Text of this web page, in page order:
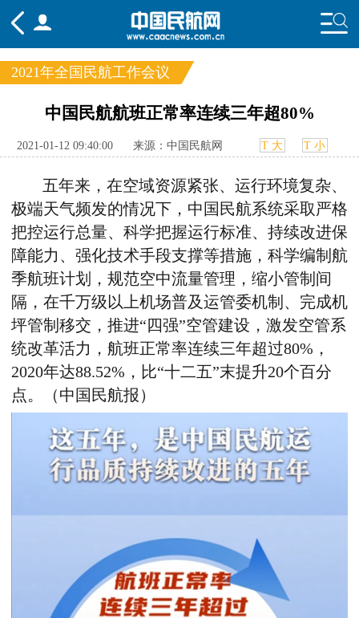
国内 国际
行业
2021年全国民航工作会议
中国民航航班正常率连续三年超80%
2021-01-12 09:40:00 来源：中国民航网 T 大 T 小
五年来，在空域资源紧张、运行环境复杂、
极端天气频发的情况下，中国民航系统采取严格
把控运行总量、科学把握运行标准、持续改进保
障能力、强化技术手段支撑等措施，科学编制航
季航班计划，规范空中流量管理，缩小管制间
隔，在千万级以上机场普及运管委机制、完成机
坪管制移交，推进“四强”空管建设，激发空管系
统改革活力，航班正常率连续三年超过80%，
2020年达88.52%，比“十二五”末提升20个百分
点。（中国民航报）